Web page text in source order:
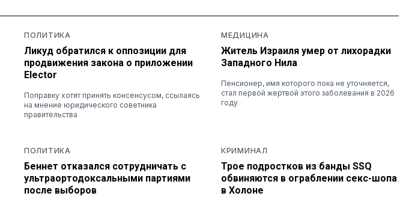
ПОЛИТИКА
Ликуд обратился к оппозиции для
продвижения закона о приложении
Elector
Поправку хотят принять консенсусом, ссылаясь
на мнение юридического советника
правительства
МЕДИЦИНА
Житель Израиля умер от лихорадки
Западного Нила
Пенсионер, имя которого пока не уточняется,
стал первой жертвой этого заболевания в 2026
году
ПОЛИТИКА
Беннет отказался сотрудничать с
ультраортодоксальными партиями
после выборов
КРИМИНАЛ
Трое подростков из банды SSQ
обвиняются в ограблении секс-шопа
в Холоне